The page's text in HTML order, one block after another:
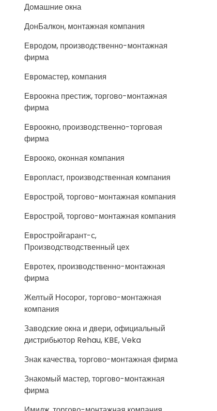
Домашние окна
ДонБалкон, монтажная компания
Евродом, производственно-монтажная
фирма
Евромастер, компания
Евроокна престиж, торгово-монтажная
фирма
Евроокно, производственно-торговая
фирма
Еврооко, оконная компания
Европласт, производственная компания
Еврострой, торгово-монтажная компания
Еврострой, торгово-монтажная компания
Евростройгарант-с,
Производстводственный цех
Евротех, производственно-монтажная
фирма
Желтый Носорог, торгово-монтажная
компания
Заводские окна и двери, официальный
дистрибьютор Rehau, KBE, Veka
Знак качества, торгово-монтажная фирма
Знакомый мастер, торгово-монтажная
фирма